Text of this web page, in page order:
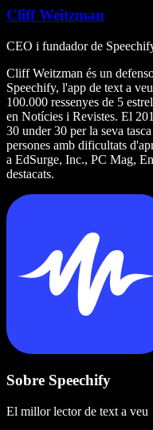
Cliff Weitzman
CEO i fundador de
Cliff Weitzman és un
Speechify, l'app de text a
100.000 ressenyes de 5
en Notícies i Revistes. El
30 under 30 per la seva
persones amb dificultats
a EdSurge, Inc., PC Mag,
destacats.
Sobre Speechify
El millor lector de text a veu